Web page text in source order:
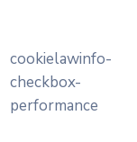
cookielawinfo-
checkbox-
performance